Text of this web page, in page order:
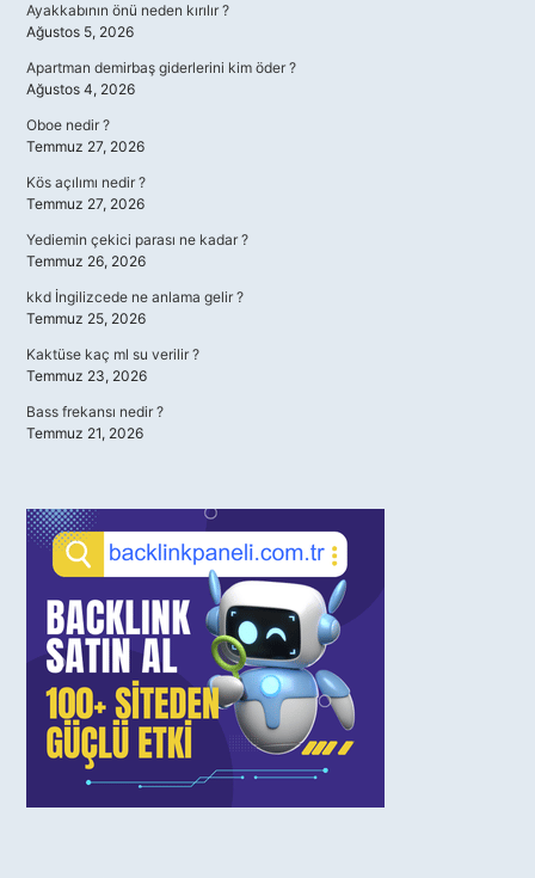
Ayakkabının önü neden kırılır ?
Ağustos 5, 2026
Apartman demirbaş giderlerini kim öder ?
Ağustos 4, 2026
Oboe nedir ?
Temmuz 27, 2026
Kös açılımı nedir ?
Temmuz 27, 2026
Yediemin çekici parası ne kadar ?
Temmuz 26, 2026
kkd İngilizcede ne anlama gelir ?
Temmuz 25, 2026
Kaktüse kaç ml su verilir ?
Temmuz 23, 2026
Bass frekansı nedir ?
Temmuz 21, 2026